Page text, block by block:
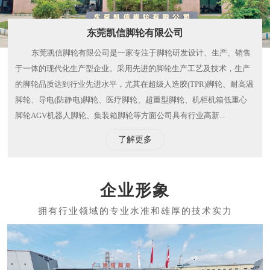
东莞凯信脚轮有限公司
东莞凯信脚轮有限公司是一家专注于脚轮研发设计、生产、销售
于一体的现代化生产型企业。采用先进的脚轮生产工艺及技术，生产
的脚轮品质达到行业先进水平，尤其在超级人造胶(TPR)脚轮、耐高温
脚轮、导电(防静电)脚轮、医疗脚轮、超重型脚轮、机柜机箱低重心
脚轮AGV机器人脚轮、集装箱脚轮等方面公司具有行业高新...
了解更多
企业形象